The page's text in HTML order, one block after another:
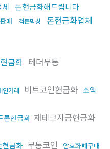
돈현금화해드립니다
매 검돈믹싱 돈현금화업체
금화 테더무통
인거래 비트코인현금화 소액
론현금화 재테크자금현금화
현금화 무통코인
암호화폐구매